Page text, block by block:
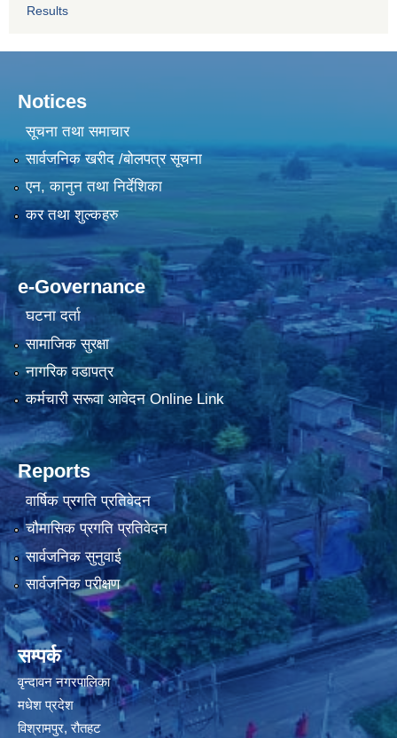
Results
Notices
सूचना तथा समाचार
सार्वजनिक खरीद /बोलपत्र सूचना
एन, कानुन तथा निर्देशिका
कर तथा शुल्कहरु
e-Governance
घटना दर्ता
सामाजिक सुरक्षा
नागरिक वडापत्र
कर्मचारी सरूवा आवेदन Online Link
Reports
वार्षिक प्रगति प्रतिवेदन
चौमासिक प्रगति प्रतिवेदन
सार्वजनिक सुनुवाई
सार्वजनिक परीक्षण
सम्पर्क
वृन्दावन नगरपालिका
मधेश प्रदेश
विश्रामपुर, रौतहट